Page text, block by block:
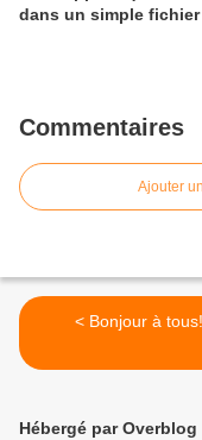
dans un simple fichier
Commentaires
Ajouter
< Bonjour à tous!
Hébergé par Overblog